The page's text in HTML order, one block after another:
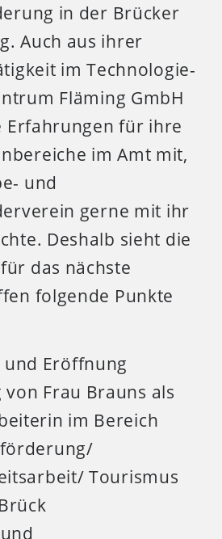
in der Brücker
Auch aus ihrer
im Technologie-
Fläming GmbH
Erfahrungen für ihre
im Amt mit,
und
gerne mit ihr
Deshalb sieht die
das nächste
folgende Punkte
Eröffnung
Frau Brauns als
im Bereich
Tourismus